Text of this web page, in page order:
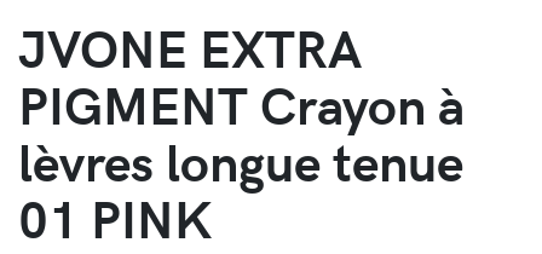
JVONE EXTRA
PIGMENT Crayon à
lèvres longue tenue
01 PINK